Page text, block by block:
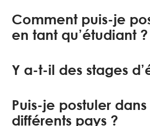
Comment puis-je
en tant qu’étudiant ?
Y a-t-il des stages
Puis-je postuler dans
différents pays ?